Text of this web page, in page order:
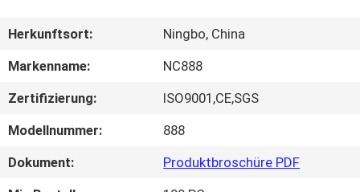
VIDEOS
UNS
WERKSBESICHTIGUNG
Herkunftsort:
Ningbo, China
Markenname:
NC888
Zertifizierung:
ISO9001,CE,SGS
Modellnummer:
888
Dokument:
Produktbroschüre PDF